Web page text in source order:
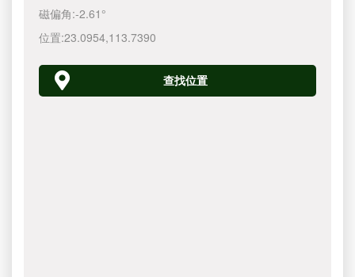
磁偏角:-2.61°
位置:23.0954,113.7390
查找位置